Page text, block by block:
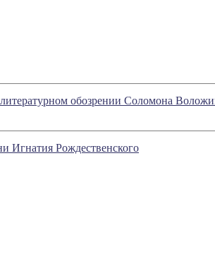
обозрении Соломона
Игнатия Рождественского